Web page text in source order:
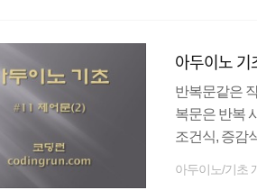
아두이노 기
반복문같은
복문은 반복
조건식, 증감
아두이노/기초